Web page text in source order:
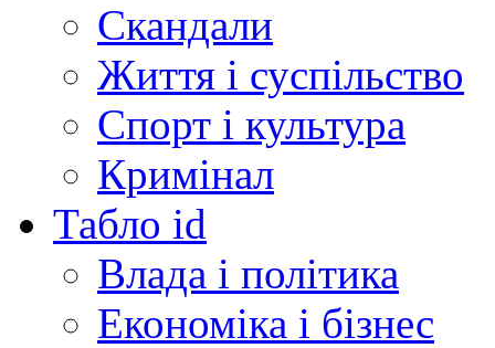
Скандали
Життя і суспільство
Спорт і культура
Кримінал
Табло id
Влада і політика
Економіка і бізнес